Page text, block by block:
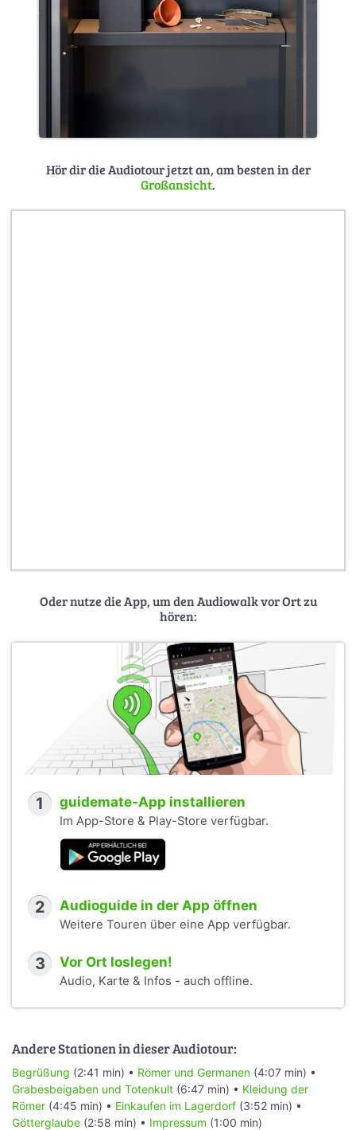
Hör dir die Audiotour jetzt an, am besten in der
Großansicht.
Oder nutze die App, um den Audiowalk vor Ort zu
hören:
1 guidemate-App installieren
Im App-Store & Play-Store verfügbar.
2 Audioguide in der App öffnen
Weitere Touren über eine App verfügbar.
3 Vor Ort loslegen!
Audio, Karte & Infos - auch offline.
Andere Stationen in dieser Audiotour:
Begrüßung (2:41 min) • Römer und Germanen (4:07 min) •
Grabesbeigaben und Totenkult (6:47 min) • Kleidung der
Römer (4:45 min) • Einkaufen im Lagerdorf (3:52 min) •
Götterglaube (2:58 min) • Impressum (1:00 min)